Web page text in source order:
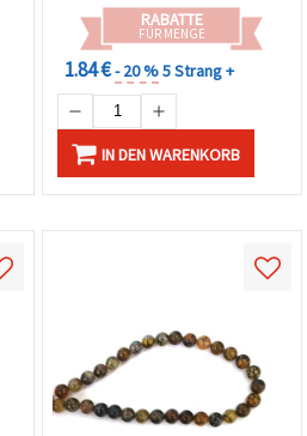
RABATTE
FÜR MENGE
1.84 €- 20 %5 Strang +
IN DEN WARENKORB